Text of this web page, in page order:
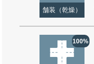
舗装（乾燥）
100%